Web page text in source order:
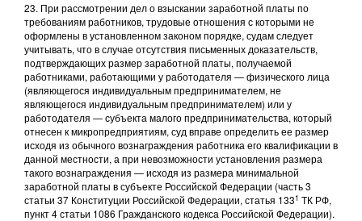
23. При рассмотрении дел о взыскании заработной платы по
требованиям работников, трудовые отношения с которыми не
оформлены в установленном законом порядке, судам следует
учитывать, что в случае отсутствия письменных доказательств,
подтверждающих размер заработной платы, получаемой
работниками, работающими у работодателя — физического лица
(являющегося индивидуальным предпринимателем, не
являющегося индивидуальным предпринимателем) или у
работодателя — субъекта малого предпринимательства, который
отнесен к микропредприятиям, суд вправе определить ее размер
исходя из обычного вознаграждения работника его квалификации в
данной местности, а при невозможности установления размера
такого вознаграждения — исходя из размера минимальной
заработной платы в субъекте Российской Федерации (часть 3
статьи 37 Конституции Российской Федерации, статья 1331 ТК РФ,
пункт 4 статьи 1086 Гражданского кодекса Российской Федерации).